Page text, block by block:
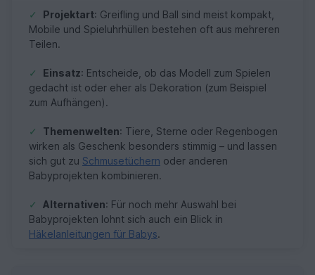
✓ Projektart: Greifling und Ball sind meist kompakt,
Mobile und Spieluhrhüllen bestehen oft aus mehreren
Teilen.
✓ Einsatz: Entscheide, ob das Modell zum Spielen
gedacht ist oder eher als Dekoration (zum Beispiel
zum Aufhängen).
✓ Themenwelten: Tiere, Sterne oder Regenbogen
wirken als Geschenk besonders stimmig – und lassen
sich gut zu Schmusetüchern oder anderen
Babyprojekten kombinieren.
✓ Alternativen: Für noch mehr Auswahl bei
Babyprojekten lohnt sich auch ein Blick in
Häkelanleitungen für Babys.